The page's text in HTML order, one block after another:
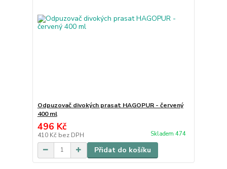
Odpuzovač divokých prasat HAGOPUR - červený
400 ml
496 Kč
410 Kč bez DPH Skladem 474
Přidat do košíku